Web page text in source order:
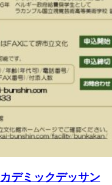
デミックデッサン